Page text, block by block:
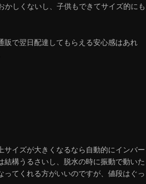
しくないし、子供もできてサイズ的にも
で翌日配達してもらえる安心感はあれ
イズが大きくなるなら自動的にインバー
構うるさいし、脱水の時に振動で動いた
てくれる方がいいのですが、値段はぐっ